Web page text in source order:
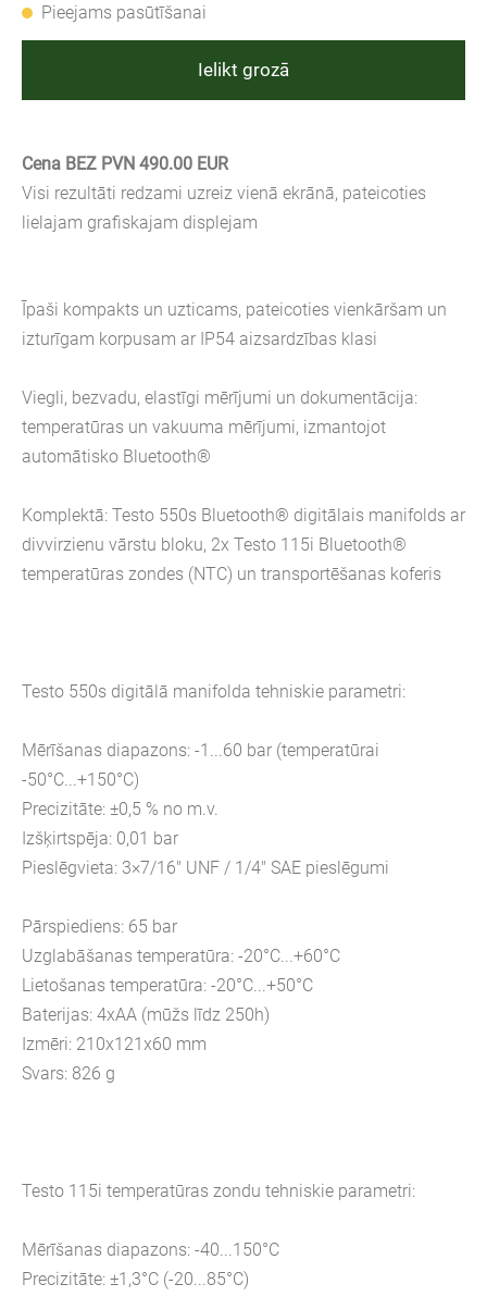
Pieejams pasūtīšanai
Ielikt grozā
Cena BEZ PVN 490.00 EUR
Visi rezultāti redzami uzreiz vienā ekrānā, pateicoties
lielajam grafiskajam displejam
Īpaši kompakts un uzticams, pateicoties vienkāršam un
izturīgam korpusam ar IP54 aizsardzības klasi
Viegli, bezvadu, elastīgi mērījumi un dokumentācija:
temperatūras un vakuuma mērījumi, izmantojot
automātisko Bluetooth®
Komplektā: Testo 550s Bluetooth® digitālais manifolds ar
divvirzienu vārstu bloku, 2x Testo 115i Bluetooth®
temperatūras zondes (NTC) un transportēšanas koferis
Testo 550s digitālā manifolda tehniskie parametri:
Mērīšanas diapazons: -1...60 bar (temperatūrai
-50°C...+150°C)
Precizitāte: ±0,5 % no m.v.
Izšķirtspēja: 0,01 bar
Pieslēgvieta: 3×7/16" UNF / 1/4" SAE pieslēgumi
Pārspiediens: 65 bar
Uzglabāšanas temperatūra: -20°C...+60°C
Lietošanas temperatūra: -20°C...+50°C
Baterijas: 4xAA (mūžs līdz 250h)
Izmēri: 210x121x60 mm
Svars: 826 g
Testo 115i temperatūras zondu tehniskie parametri:
Mērīšanas diapazons: -40...150°C
Precizitāte: ±1,3°C (-20...85°C)